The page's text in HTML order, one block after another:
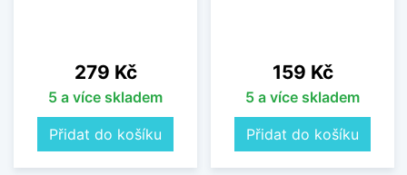
Cena
279 Kč
5 a více skladem
Přidat do košíku
Cena
159 Kč
5 a více skladem
Přidat do košíku